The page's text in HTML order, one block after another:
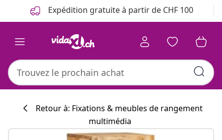
Précédent Expédition gratuite à partir de CHF 100
Retour à: Fixations & meubles de rangement
multimédia